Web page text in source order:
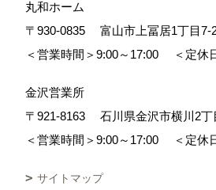
丸和ホーム
〒930-0835
富山市上冨居1丁目
＜営業時間＞9:00～17:00
＜定休
金沢営業所
〒921-8163
石川県金沢市横川2
＜営業時間＞9:00～17:00
＜定休
サイトマップ